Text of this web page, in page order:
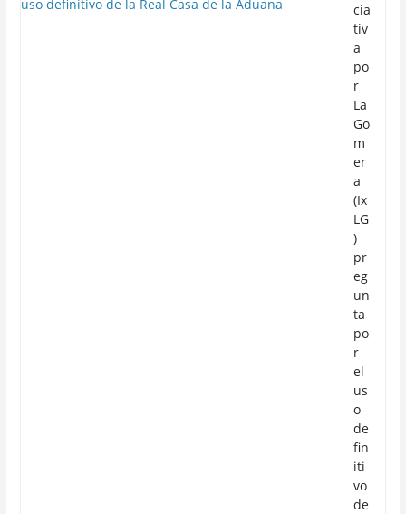
cia
tiv
a
po
r
La
Go
m
er
a
(Ix
LG
)
pr
eg
un
ta
po
r
el
us
o
de
fin
iti
vo
de